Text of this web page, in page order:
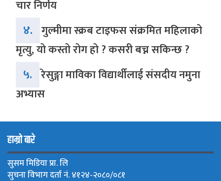
चार निर्णय
४. गुल्मीमा स्क्रब टाइफस संक्रमित महिलाको
मृत्यु, यो कस्तो रोग हो ? कसरी बच्न सकिन्छ ?
५. रेसुङ्गा माविका विद्यार्थीलाई संसदीय नमुना
अभ्यास
हाम्रो बारे
सुसम मिडिया प्रा. लि
सुचना विभाग दर्ता नं. ४१२४-२०८०/०८१